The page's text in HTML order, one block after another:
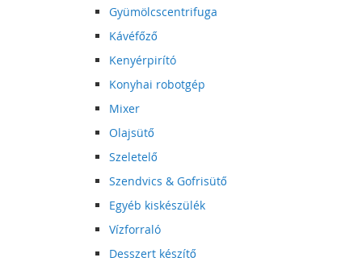
Gyümölcscentrifuga
Kávéfőző
Kenyérpirító
Konyhai robotgép
Mixer
Olajsütő
Szeletelő
Szendvics & Gofrisütő
Egyéb kiskészülék
Vízforraló
Desszert készítő